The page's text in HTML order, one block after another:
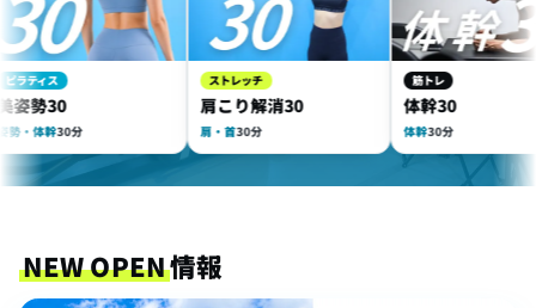
ス
30
幹30分
ストレッチ
肩こり解消30
30分
筋トレ
体幹30
30分
NEW OPEN情報